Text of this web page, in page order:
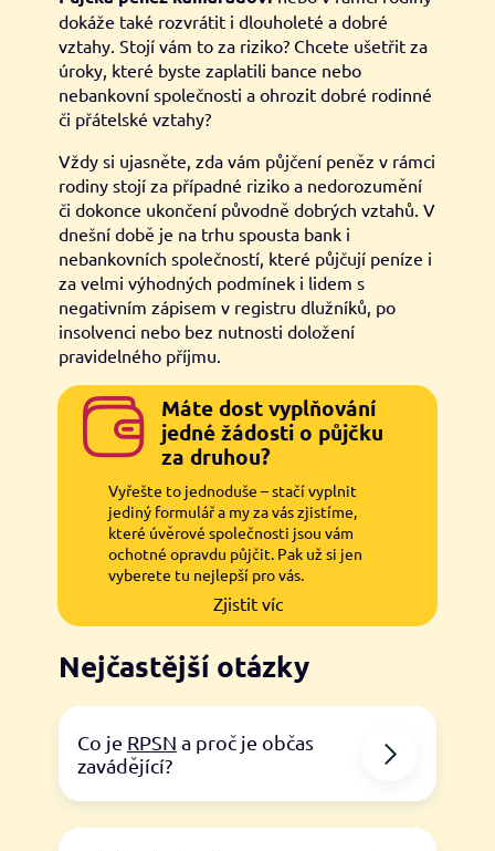
dokáže také rozvrátit i dlouholeté a dobré
vztahy. Stojí vám to za riziko? Chcete ušetřit za
úroky, které byste zaplatili bance nebo
nebankovní společnosti a ohrozit dobré rodinné
či přátelské vztahy?
Vždy si ujasněte, zda vám půjčení peněz v rámci
rodiny stojí za případné riziko a nedorozumění
či dokonce ukončení původně dobrých vztahů. V
dnešní době je na trhu spousta bank i
nebankovních společností, které půjčují peníze i
za velmi výhodných podmínek i lidem s
negativním zápisem v registru dlužníků, po
insolvenci nebo bez nutnosti doložení
pravidelného příjmu.
Máte dost vyplňování
jedné žádosti o půjčku
za druhou?
Vyřešte to jednoduše – stačí vyplnit
jediný formulář a my za vás zjistíme,
které úvěrové společnosti jsou vám
ochotné opravdu půjčit. Pak už si jen
vyberete tu nejlepší pro vás.
Zjistit víc
Nejčastější otázky
Co je RPSN a proč je občas
zavádějící?